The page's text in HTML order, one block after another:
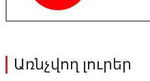
Առնչվող լուրեր